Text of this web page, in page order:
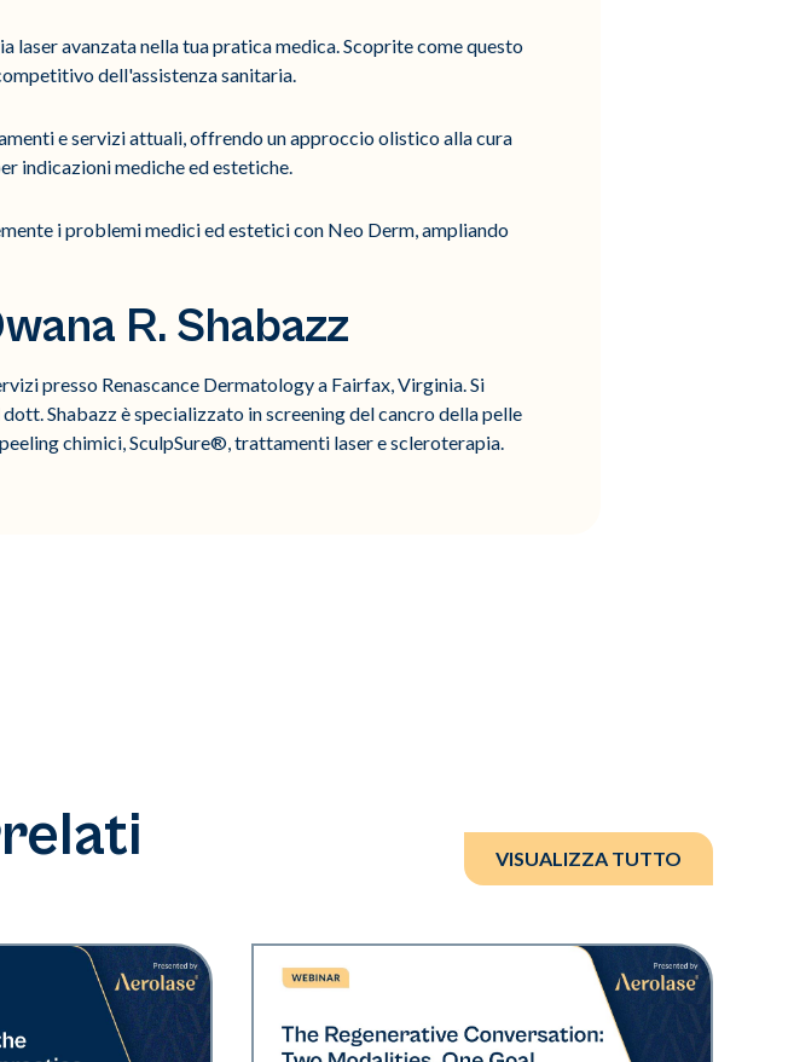
avanzata nella tua pratica medica. Scoprite come questo
dell'assistenza sanitaria.
e servizi attuali, offrendo un approccio olistico alla cura
indicazioni mediche ed estetiche.
i problemi medici ed estetici con Neo Derm, ampliando
R. Shabazz
presso Renascance Dermatology a Fairfax, Virginia. Si
Shabazz è specializzato in screening del cancro della pelle
chimici, SculpSure®, trattamenti laser e scleroterapia.
VISUALIZZA TUTTO